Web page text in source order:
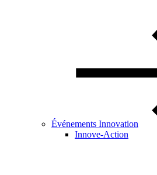
Événements Innovation
Innove-Action